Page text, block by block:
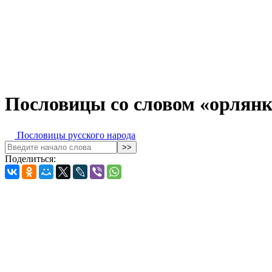
Пословицы со словом
Пословицы русского народа
Поделиться: